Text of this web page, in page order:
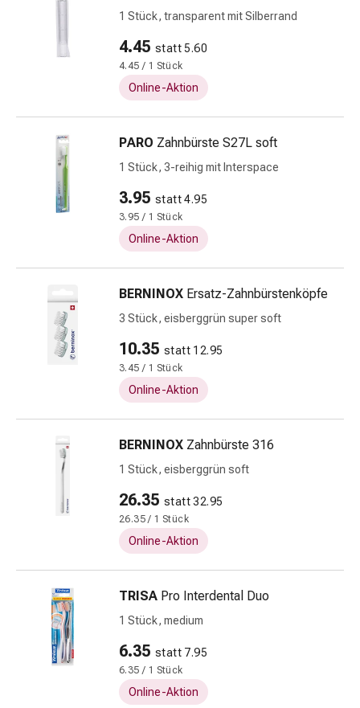
Atemwege
Nasenmittel
Atemwegsbeschwerden
Windpocken
Stoffwechsel
Osteoporose
Insekten
Parasiten
Mücken-
Zeckenschutz
Zeckenpinzette
Rezeptpflichtige
Medikamente
Rezeptpflichtige
Medikamente
Intimbeschwerden
Wechseljahre
Vaginalgesundheit
&
Mineralstoffe
Vitamine
Zahn-
und
Mundgesundheit
Kariesprophylaxe
Mundtrockenheit
(Xerostomie)
1 Stück, transparent mit Silberrand
4.45 statt 5.60
4.45 / 1 Stück
Online-Aktion
PARO Zahnbürste S27L soft
1 Stück, 3-reihig mit Interspace
3.95 statt 4.95
3.95 / 1 Stück
Online-Aktion
BERNINOX Ersatz-Zahnbürstenköpfe
3 Stück, eisberggrün super soft
10.35 statt 12.95
3.45 / 1 Stück
Online-Aktion
BERNINOX Zahnbürste 316
1 Stück, eisberggrün soft
26.35 statt 32.95
26.35 / 1 Stück
Online-Aktion
TRISA Pro Interdental Duo
1 Stück, medium
6.35 statt 7.95
6.35 / 1 Stück
Online-Aktion